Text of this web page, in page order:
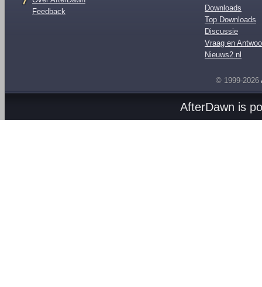
Feedback
Downloads
Top Downloads
Discussie
Vraag en
Nieuws2.nl
© 1999-2026
AfterDawn is